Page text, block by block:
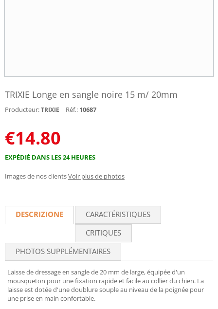
TRIXIE Longe en sangle noire 15 m/ 20mm
Producteur:TRIXIE Réf.: 10687
€14.80
EXPÉDIÉ DANS LES 24 HEURES
Images de nos clientsVoir plus de photos
DESCRIZIONE
CARACTÉRISTIQUES
CRITIQUES
PHOTOS SUPPLÉMENTAIRES
Laisse de dressage en sangle de 20 mm de large, équipée d'un
mousqueton pour une fixation rapide et facile au collier du chien. La
laisse est dotée d'une doublure souple au niveau de la poignée pour
une prise en main confortable.